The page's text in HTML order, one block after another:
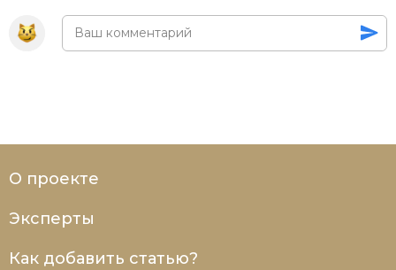
О проекте
Эксперты
Как добавить статью?